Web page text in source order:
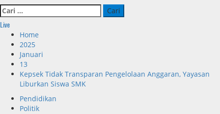
Cari
untuk:
Live
Home
2025
Januari
13
Kepsek Tidak Transparan Pengelolaan Anggaran, Yayasan
Liburkan Siswa SMK
Pendidikan
Politik